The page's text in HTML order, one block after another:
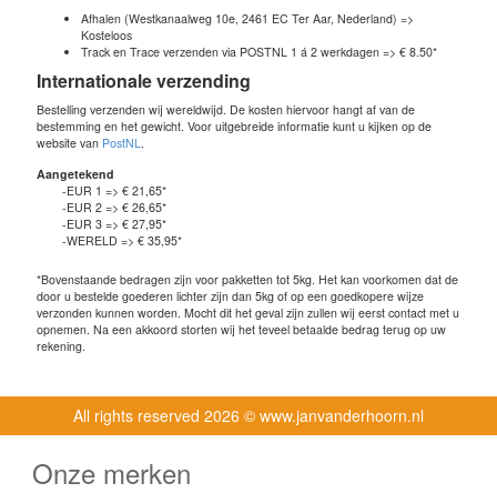
Afhalen (Westkanaalweg 10e, 2461 EC Ter Aar, Nederland) =>
Kosteloos
Track en Trace verzenden via POSTNL 1 á 2 werkdagen => € 8.50*
Internationale verzending
Bestelling verzenden wij wereldwijd. De kosten hiervoor hangt af van de
bestemming en het gewicht. Voor uitgebreide informatie kunt u kijken op de
website van PostNL
Aangetekend
-EUR 1 => € 21,65*
-EUR 2 => € 26,65*
-EUR 3 => € 27,95*
-WERELD => € 35,95*
*Bovenstaande bedragen zijn voor pakketten tot 5kg. Het kan voorkomen dat de
door u bestelde goederen lichter zijn dan 5kg of op een goedkopere wijze
verzonden kunnen worden. Mocht dit het geval zijn zullen wij eerst contact met u
opnemen. Na een akkoord storten wij het teveel betaalde bedrag terug op uw
rekening.
All rights reserved 2026 © www.janvanderhoorn.nl
Onze merken